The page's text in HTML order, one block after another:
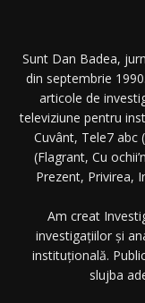
Sunt Dan Badea,
din septembrie
articole de
televiziune pentru
Cuvânt, Tele7 abc
(Flagrant, Cu
Prezent, Privirea,
Am creat
investigațiilor și
instituțională.
slujba